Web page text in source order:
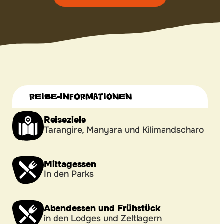
REISE-INFORMATIONEN
Reiseziele
Tarangire, Manyara und Kilimandscharo
Mittagessen
In den Parks
Abendessen und Frühstück
in den Lodges und Zeltlagern